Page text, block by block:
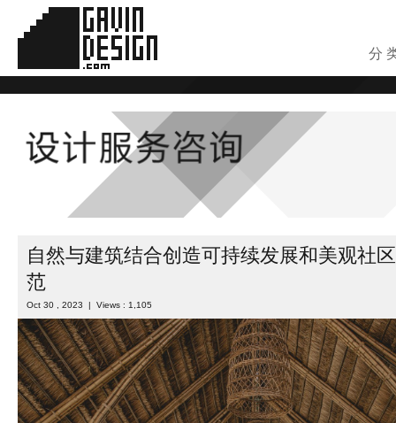
分
自然与建筑结合创造可持续发展和美观社
范
Oct 30 , 2023 | Views : 1,105